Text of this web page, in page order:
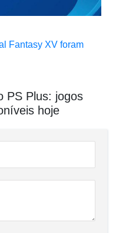
Fantasy XV foram
PS Plus: jogos
hoje